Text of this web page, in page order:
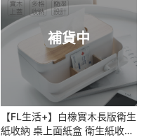
補貨中
【FL生活+】白橡實木長版衛生
紙收納 桌上面紙盒 衛生紙收納